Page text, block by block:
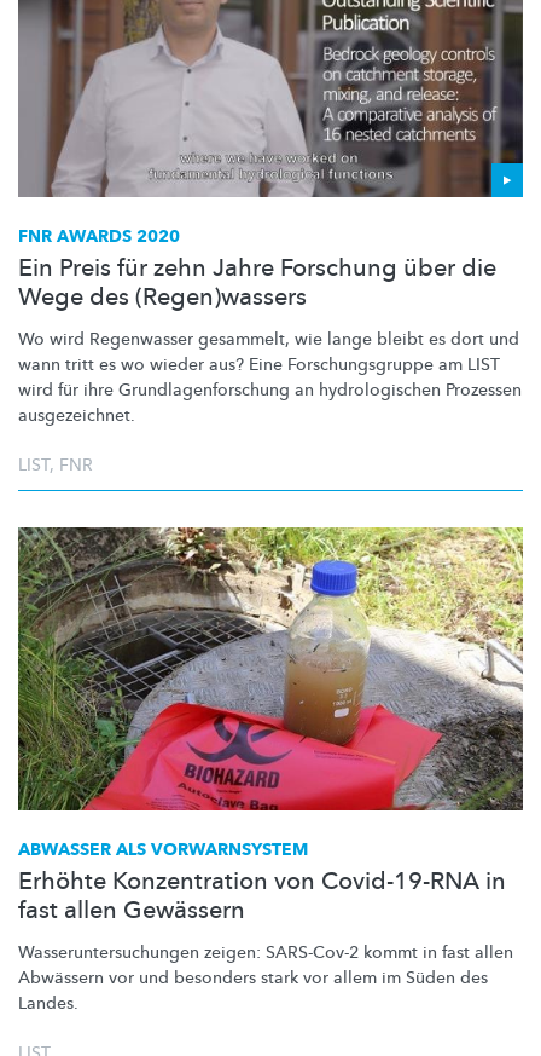
FNR AWARDS 2020
Ein Preis für zehn Jahre Forschung über die
Wege des (Regen)wassers
Wo wird Regenwasser gesammelt, wie lange bleibt es dort und
wann tritt es wo wieder aus? Eine Forschungsgruppe am LIST
wird für ihre Grundlagenforschung an hydrologischen Prozessen
ausgezeichnet.
LIST, FNR
ABWASSER ALS VORWARNSYSTEM
Erhöhte Konzentration von Covid-19-RNA in
fast allen Gewässern
Wasseruntersuchungen zeigen: SARS-Cov-2 kommt in fast allen
Abwässern vor und besonders stark vor allem im Süden des
Landes.